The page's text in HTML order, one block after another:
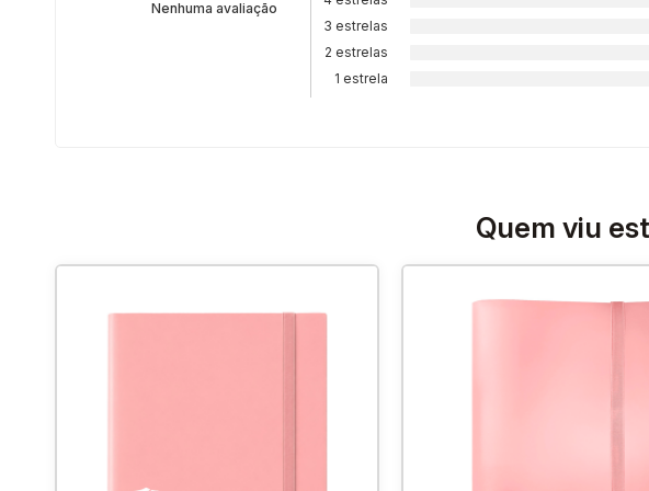
Nenhuma avaliação
3 estrelas
2 estrelas
1 estrela
Quem viu